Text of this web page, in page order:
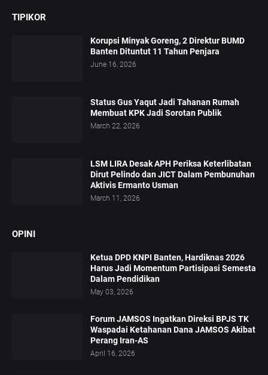
TIPIKOR
Korupsi Minyak Goreng, 2 Direktur BUMD
Banten Dituntut 11 Tahun Penjara
June 16, 2026
Status Gus Yaqut Jadi Tahanan Rumah
Membuat KPK Jadi Sorotan Publik
March 22, 2026
LSM LIRA Desak APH Periksa Keterlibatan
Dirut Pelindo dan JICT Dalam Pembunuhan
Aktivis Ermanto Usman
March 11, 2026
OPINI
Ketua DPD KNPI Banten, Hardiknas 2026
Harus Jadi Momentum Partisipasi Semesta
Dalam Pendidikan
May 03, 2026
Forum JAMSOS Ingatkan Direksi BPJS TK
Waspadai Ketahanan Dana JAMSOS Akibat
Perang Iran-AS
April 16, 2026